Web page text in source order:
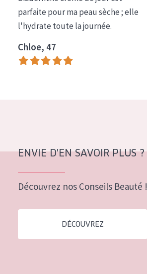
COLLECTION
Essentials
Lift+
Expert
Peau mixte ou grasse
Peau mature
Peau ménopausée
Âge : 55+
parfaite pour ma peau sèche ; elle
l'hydrate toute la journée.
Chloe, 47
ENVIE D'EN SAVOIR PLUS ?
Découvrez nos Conseils Beauté !
DÉCOUVREZ